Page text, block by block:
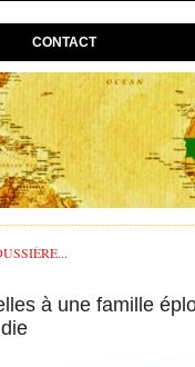
CONTACT
à une famille